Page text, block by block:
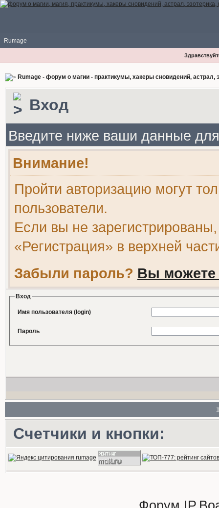
Rumage
Rumage - форум о магии - практикумы, хакеры сновидений, астрал,
Вход
Введите ниже ваши данные
Внимание!
Пройти авторизацию могут
пользователи.
Если вы не
«Регистрация» в верхней
Забыли пароль? Вы можете
Вход
Имя пользователя (login)
Пароль
Счетчики и кнопки: